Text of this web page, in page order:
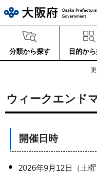
分類から探す 目的か
ウィークエンド
開催日時
2026年9月12日（土